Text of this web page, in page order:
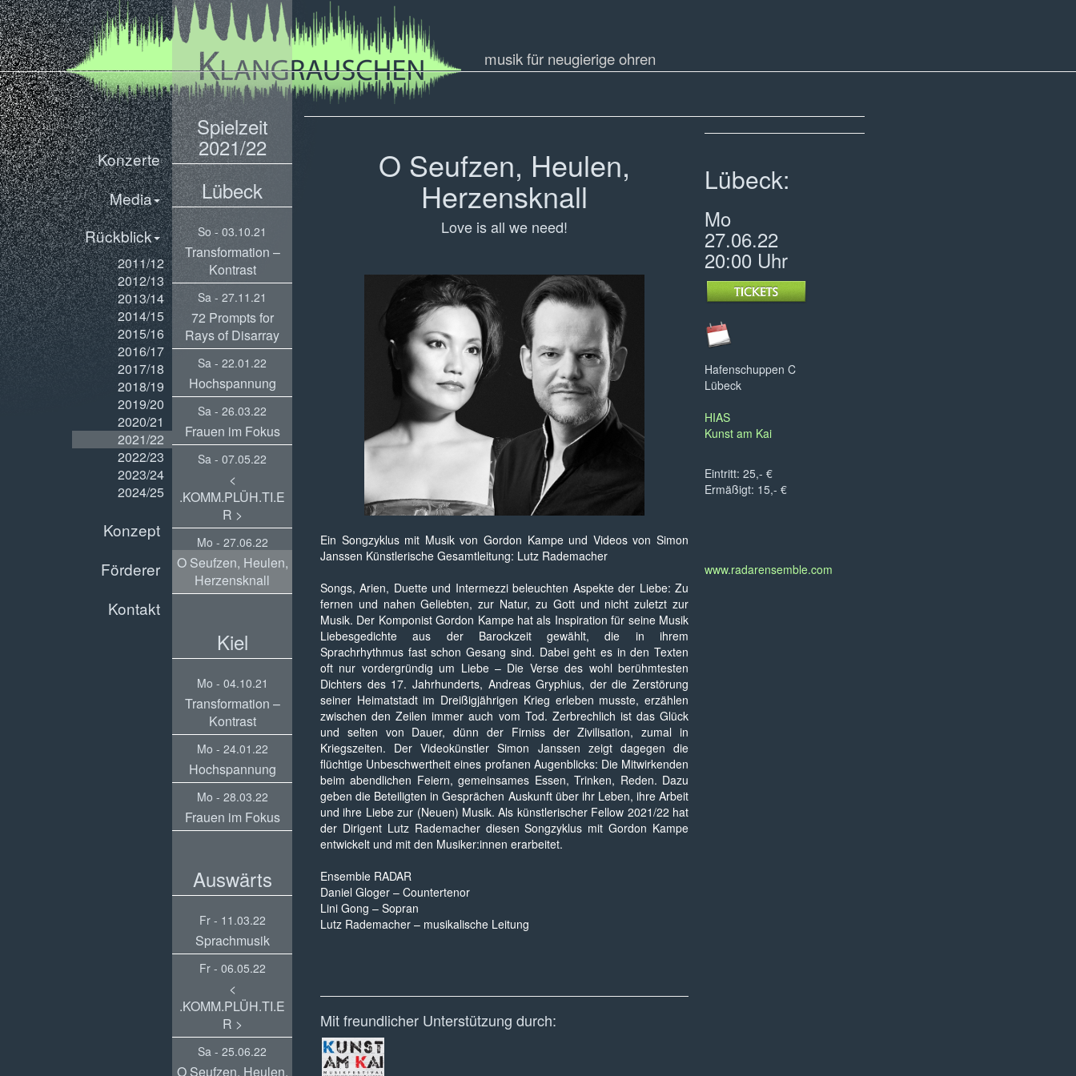
musik für neugierige ohren
Konzerte
Media
Rückblick
2011/12
2012/13
2013/14
2014/15
2015/16
2016/17
2017/18
2018/19
2019/20
2020/21
2021/22
2022/23
2023/24
2024/25
Konzept
Förderer
Kontakt
Spielzeit
2021/22
Lübeck
So - 03.10.21
Transformation –
Kontrast
Sa - 27.11.21
72 Prompts for
Rays of Disarray
Sa - 22.01.22
Hochspannung
Sa - 26.03.22
Frauen im Fokus
Sa - 07.05.22
<
.KOMM.PLÜH.TI.E
R >
Mo - 27.06.22
O Seufzen, Heulen,
Herzensknall
Kiel
Mo - 04.10.21
Transformation –
Kontrast
Mo - 24.01.22
Hochspannung
Mo - 28.03.22
Frauen im Fokus
Auswärts
Fr - 11.03.22
Sprachmusik
Fr - 06.05.22
<
.KOMM.PLÜH.TI.E
R >
Sa - 25.06.22
O Seufzen, Heulen,
O Seufzen, Heulen,
Herzensknall
Love is all we need!
Ein Songzyklus mit Musik von Gordon Kampe und Videos von Simon
Janssen Künstlerische Gesamtleitung: Lutz Rademacher
Songs, Arien, Duette und Intermezzi beleuchten Aspekte der Liebe: Zu
fernen und nahen Geliebten, zur Natur, zu Gott und nicht zuletzt zur
Musik. Der Komponist Gordon Kampe hat als Inspiration für seine Musik
Liebesgedichte aus der Barockzeit gewählt, die in ihrem
Sprachrhythmus fast schon Gesang sind. Dabei geht es in den Texten
oft nur vordergründig um Liebe – Die Verse des wohl berühmtesten
Dichters des 17. Jahrhunderts, Andreas Gryphius, der die Zerstörung
seiner Heimatstadt im Dreißigjährigen Krieg erleben musste, erzählen
zwischen den Zeilen immer auch vom Tod. Zerbrechlich ist das Glück
und selten von Dauer, dünn der Firniss der Zivilisation, zumal in
Kriegszeiten. Der Videokünstler Simon Janssen zeigt dagegen die
flüchtige Unbeschwertheit eines profanen Augenblicks: Die Mitwirkenden
beim abendlichen Feiern, gemeinsames Essen, Trinken, Reden. Dazu
geben die Beteiligten in Gesprächen Auskunft über ihr Leben, ihre Arbeit
und ihre Liebe zur (Neuen) Musik. Als künstlerischer Fellow 2021/22 hat
der Dirigent Lutz Rademacher diesen Songzyklus mit Gordon Kampe
entwickelt und mit den Musiker:innen erarbeitet.
Ensemble RADAR
Daniel Gloger – Countertenor
Lini Gong – Sopran
Lutz Rademacher – musikalische Leitung
Mit freundlicher Unterstützung durch:
Lübeck:
Mo
27.06.22
20:00 Uhr
Hafenschuppen C
Lübeck
HIAS
Kunst am Kai
Eintritt: 25,- €
Ermäßigt: 15,- €
www.radarensemble.com